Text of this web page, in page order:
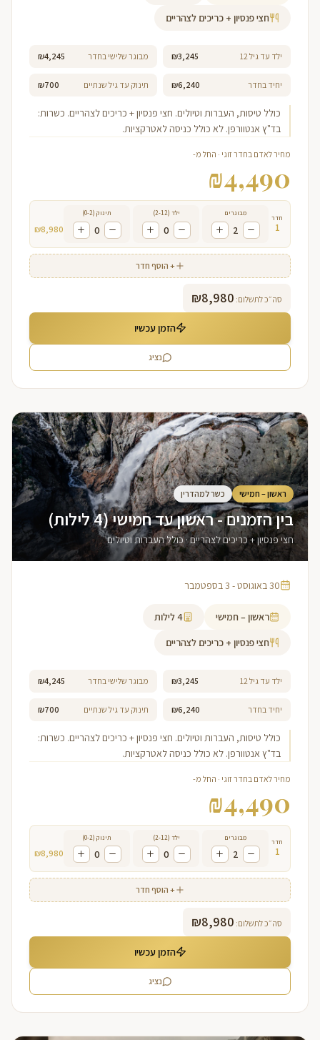
חצי פנסיון + כריכים לצהריים
ילד עד גיל 12 ₪3,245 מבוגר שלישי בחדר ₪4,245
יחיד בחדר ₪6,240 תינוק עד גיל שנתיים ₪700
כולל טיסות, העברות וטיולים. חצי פנסיון + כריכים לצהריים. כשרות:
בד"ץ אנטוורפן. לא כולל כניסה לאטרקציות.
מחיר לאדם בחדר זוגי · החל מ-
₪4,490
חדר
1
מבוגרים
2
ילד (2-12)
0
תינוק (0-2)
0
₪8,980
+ הוסף חדר
סה״כ לתשלום: ₪8,980
הזמן עכשיו
נציג
ראשון – חמישי כשר למהדרין
בין הזמנים - ראשון עד חמישי (4 לילות)
חצי פנסיון + כריכים לצהריים · כולל העברות וטיולים
30 באוגוסט - 3 בספטמבר
ראשון – חמישי 4לילות
חצי פנסיון + כריכים לצהריים
ילד עד גיל 12 ₪3,245 מבוגר שלישי בחדר ₪4,245
יחיד בחדר ₪6,240 תינוק עד גיל שנתיים ₪700
כולל טיסות, העברות וטיולים. חצי פנסיון + כריכים לצהריים. כשרות:
בד"ץ אנטוורפן. לא כולל כניסה לאטרקציות.
מחיר לאדם בחדר זוגי · החל מ-
₪4,490
חדר
1
מבוגרים
2
ילד (2-12)
0
תינוק (0-2)
0
₪8,980
+ הוסף חדר
סה״כ לתשלום: ₪8,980
הזמן עכשיו
נציג